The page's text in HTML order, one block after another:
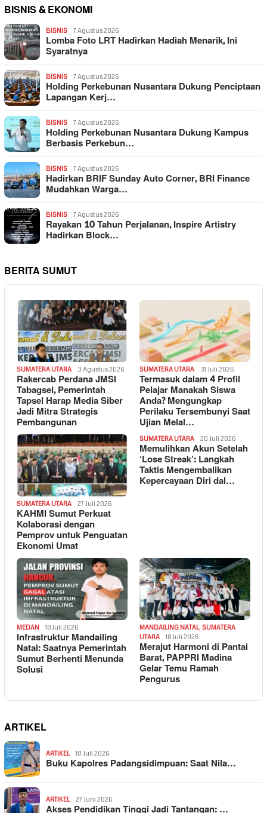
BISNIS & EKONOMI
BISNIS 7 Agustus 2026
Lomba Foto LRT Hadirkan Hadiah Menarik, Ini
Syaratnya
BISNIS 7 Agustus 2026
Holding Perkebunan Nusantara Dukung Penciptaan
Lapangan Kerj…
BISNIS 7 Agustus 2026
Holding Perkebunan Nusantara Dukung Kampus
Berbasis Perkebun…
BISNIS 7 Agustus 2026
Hadirkan BRIF Sunday Auto Corner, BRI Finance
Mudahkan Warga…
BISNIS 7 Agustus 2026
Rayakan 10 Tahun Perjalanan, Inspire Artistry
Hadirkan Block…
BERITA SUMUT
SUMATERA UTARA 3 Agustus 2026
Rakercab Perdana JMSI
Tabagsel, Pemerintah
Tapsel Harap Media Siber
Jadi Mitra Strategis
Pembangunan
SUMATERA UTARA 31 Juli 2026
Termasuk dalam 4 Profil
Pelajar Manakah Siswa
Anda? Mengungkap
Perilaku Tersembunyi Saat
Ujian Melal…
SUMATERA UTARA 27 Juli 2026
KAHMI Sumut Perkuat
Kolaborasi dengan
Pemprov untuk Penguatan
Ekonomi Umat
SUMATERA UTARA 20 Juli 2026
Memulihkan Akun Setelah
‘Lose Streak’: Langkah
Taktis Mengembalikan
Kepercayaan Diri dal…
MEDAN 18 Juli 2026
Infrastruktur Mandailing
Natal: Saatnya Pemerintah
Sumut Berhenti Menunda
Solusi
MANDAILING NATAL, SUMATERA
UTARA
18 Juli 2026
Merajut Harmoni di Pantai
Barat, PAPPRI Madina
Gelar Temu Ramah
Pengurus
ARTIKEL
ARTIKEL 10 Juli 2026
Buku Kapolres Padangsidimpuan: Saat Nila…
ARTIKEL 27 Juni 2026
Akses Pendidikan Tinggi Jadi Tantangan: …